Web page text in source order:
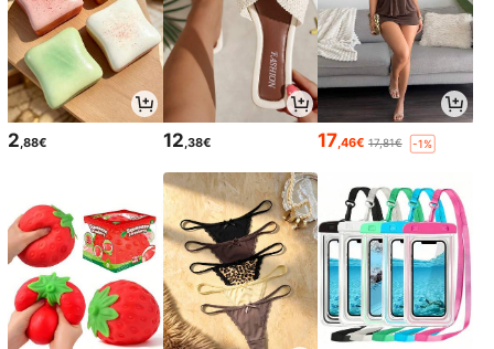
2,88€ 12,38€ 17,46€ 17,81€ -1%